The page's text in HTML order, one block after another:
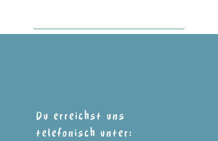
Du erreichst uns
telefonisch unter: